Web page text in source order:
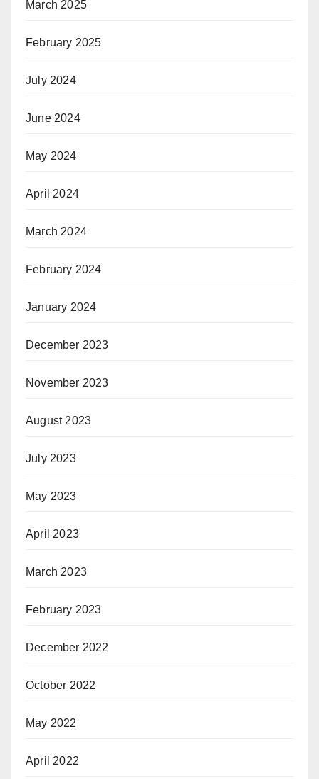
March 2025
February 2025
July 2024
June 2024
May 2024
April 2024
March 2024
February 2024
January 2024
December 2023
November 2023
August 2023
July 2023
May 2023
April 2023
March 2023
February 2023
December 2022
October 2022
May 2022
April 2022